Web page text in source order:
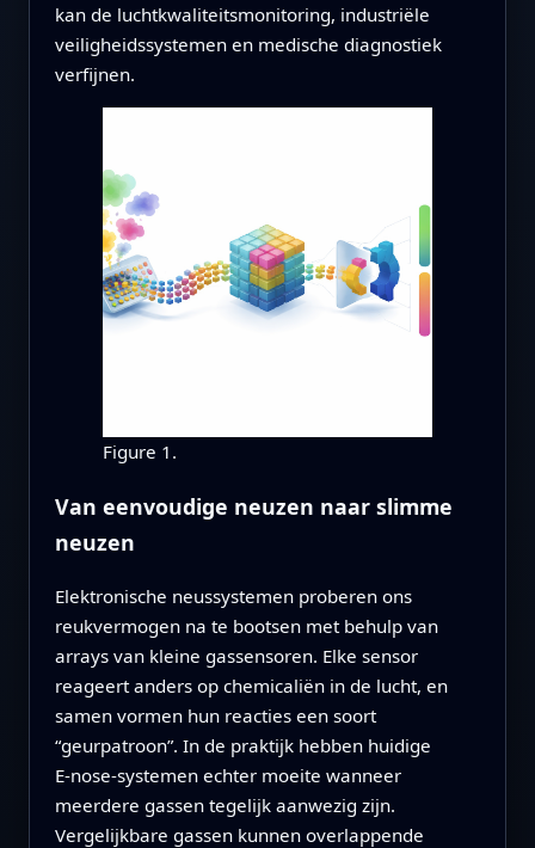
kan de luchtkwaliteitsmonitoring, industriële
veiligheidssystemen en medische diagnostiek
verfijnen.
Figure 1.
Van eenvoudige neuzen naar slimme
neuzen
Elektronische neussystemen proberen ons
reukvermogen na te bootsen met behulp van
arrays van kleine gassensoren. Elke sensor
reageert anders op chemicaliën in de lucht, en
samen vormen hun reacties een soort
“geurpatroon”. In de praktijk hebben huidige
E‑nose-systemen echter moeite wanneer
meerdere gassen tegelijk aanwezig zijn.
Vergelijkbare gassen kunnen overlappende